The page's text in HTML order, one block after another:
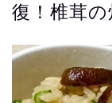
復！椎茸